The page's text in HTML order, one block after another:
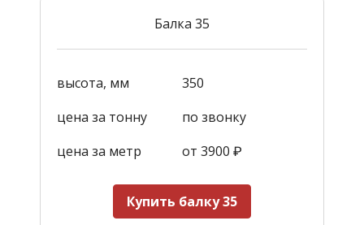
Балка 35
высота, мм
350
цена за тонну
по звонку
цена за метр
от 3900 ₽
Купить балку 35